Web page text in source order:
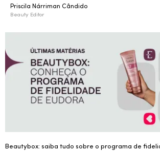
Priscila Nárriman Cândido
Beauty Editor
Beautybox: saiba tudo sobre o programa de